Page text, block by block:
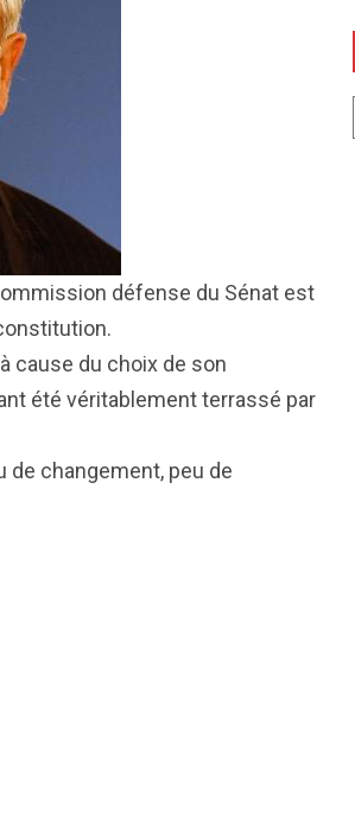
défense du Sénat est
cause du choix de son
été véritablement terrassé par
de changement, peu de